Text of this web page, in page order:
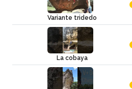
Variante tridedo
La cobaya